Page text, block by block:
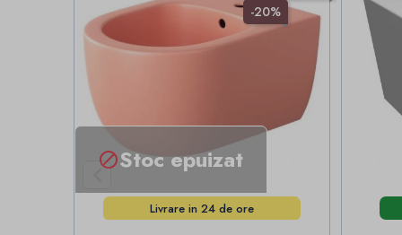

-20%
Stoc epuizat
Livrare in 24 de ore